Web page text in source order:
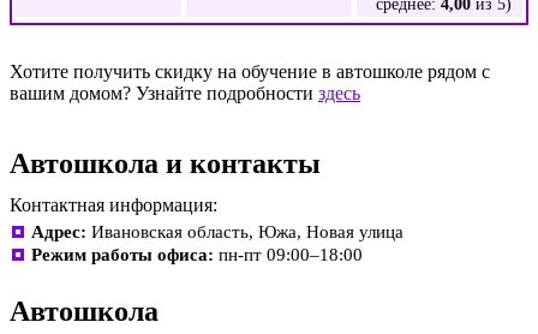
среднее: 4,00 из 5)
Хотите получить скидку на обучение в автошколе рядом с
вашим домом? Узнайте подробности здесь
Автошкола и контакты
Контактная информация:
Адрес: Ивановская область, Южа, Новая улица
Режим работы офиса: пн-пт 09:00–18:00
Автошкола